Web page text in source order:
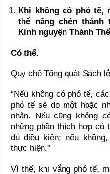
Khi không có phó tế,
thể nâng chén thánh
Kinh nguyện Thánh
Có thể.
Quy chế Tổng quát Sách
“Nếu không có phó tế,
phó tế sẽ do một hoặc
nhận. Nếu cũng không
những phần thích hợp có
đủ điều kiện; nếu
thực hiện.”
Vì thế, khi vắng phó tế,